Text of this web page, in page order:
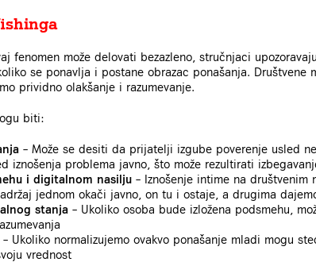
fenomen može delovati bezazleno, stručnjaci
se ponavlja i postane obrazac ponašanja. Društvene
prividno olakšanje i razumevanje.
biti:
– Može se desiti da prijatelji izgube poverenje usled
iznošenja problema javno, što može rezultirati
i digitalnom nasilju – Iznošenje intime na društvenim
jednom okači javno, on tu i ostaje, a drugima
stanja – Ukoliko osoba bude izložena podsmehu,
– Ukoliko normalizujemo ovakvo ponašanje mladi mogu
vrednost